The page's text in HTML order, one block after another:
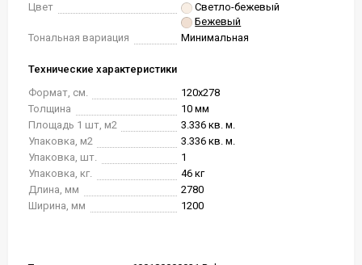
Цвет
Светло-бежевый
Бежевый
Тональная вариация
Минимальная
Технические характеристики
Формат, см.
120x278
Толщина
10 мм
Площадь 1 шт, м2
3.336 кв. м.
Упаковка, м2
3.336 кв. м.
Упаковка, шт.
1
Упаковка, кг.
46 кг
Длина, мм
2780
Ширина, мм
1200